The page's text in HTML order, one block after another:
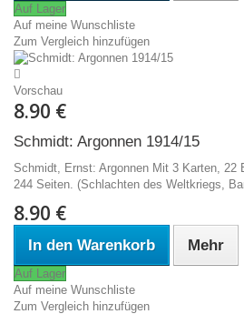
Auf Lager
Auf meine Wunschliste
Zum Vergleich hinzufügen
Vorschau
8.90 €
Schmidt: Argonnen 1914/15
Schmidt, Ernst: Argonnen Mit 3 Karten, 22
244 Seiten. (Schlachten des Weltkriegs,
8.90 €
In den Warenkorb Mehr
Auf Lager
Auf meine Wunschliste
Zum Vergleich hinzufügen